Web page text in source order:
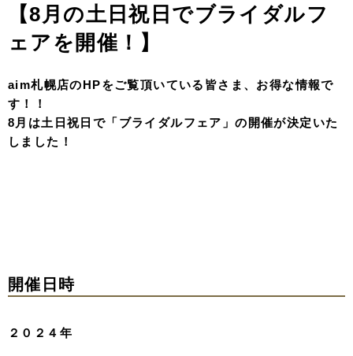
【8月の土日祝日でブライダルフ
ェアを開催！】
aim札幌店のHPをご覧頂いている皆さま、お得な情報で
す！！
8月は土日祝日で「ブライダルフェア」の開催が決定いた
しました！
開催日時
２０２４年